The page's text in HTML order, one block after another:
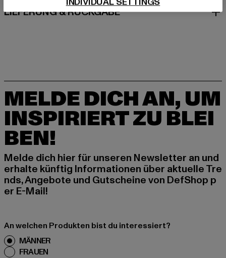
LIEFERUNG & RÜCKGABE
MELDE DICH AN, UM
INSPIRIERT ZU BLEI
BEN!
Melde dich hier für unseren Newsletter an und
erhalte künftig Informationen über aktuelle Tre
nds, Angebote und Gutscheine von DefShop p
er E-Mail!
An welchen Produkten bist du interessiert?
MÄNNER
FRAUEN